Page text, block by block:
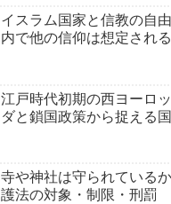
イスラム国家と信教の自
内で他の信仰は想定され
江戸時代初期の西ヨーロ
ダと鎖国政策から捉える
寺や神社は守られている
護法の対象・制限・刑罰